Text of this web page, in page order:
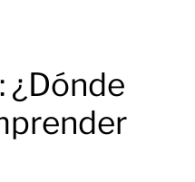
: ¿Dónde